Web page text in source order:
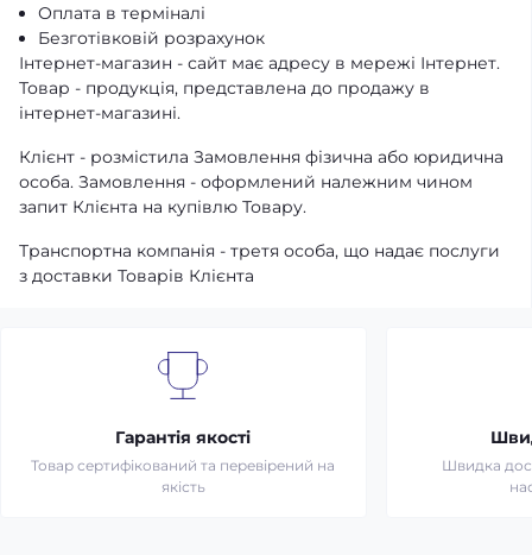
Оплата в терміналі
Безготівковій розрахунок
Інтернет-магазин - сайт має адресу в мережі Інтернет.
Товар - продукція, представлена ​​до продажу в
інтернет-магазині.
Клієнт - розмістила Замовлення фізична або юридична
особа. Замовлення - оформлений належним чином
запит Клієнта на купівлю Товару.
Транспортна компанія - третя особа, що надає послуги
з доставки Товарів Клієнта
Гарантія якості
Товар сертифікований та перевірений на
якість
Швидка